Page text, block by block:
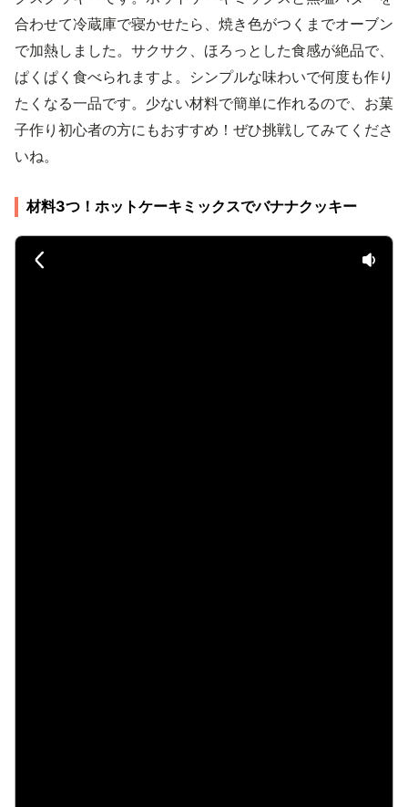
合わせて冷蔵庫で寝かせたら、焼き色がつくまでオーブン
で加熱しました。サクサク、ほろっとした食感が絶品で、
ぱくぱく食べられますよ。シンプルな味わいで何度も作り
たくなる一品です。少ない材料で簡単に作れるので、お菓
子作り初心者の方にもおすすめ！ぜひ挑戦してみてくださ
いね。
材料3つ！ホットケーキミックスでバナナクッキー